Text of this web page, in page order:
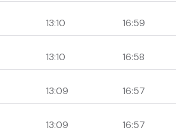
13:10 16:59
13:10 16:58
13:09 16:57
13:09 16:57